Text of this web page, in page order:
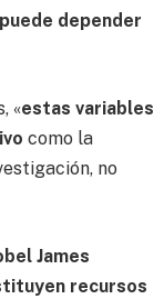
depender
«estas variables
como la
no
James
recursos